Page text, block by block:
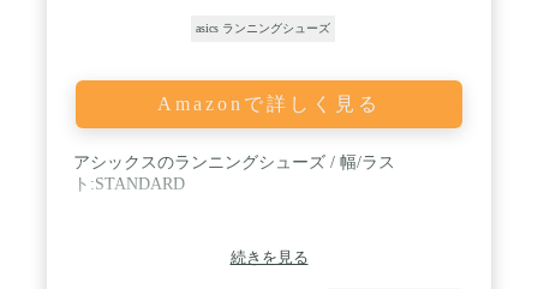
asics ランニングシューズ
Amazonで詳しく見る
アシックスのランニングシューズ / 幅/ラス
ト:STANDARD
続きを見る